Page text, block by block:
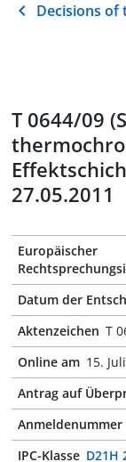
Decisions of
T 0644/09
27.05.2011
Europäischer
Datum der
Aktenzeichen T
Online am 15.
Antrag auf
Anmeldenummer
IPC-Klasse D21H